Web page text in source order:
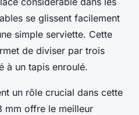
se glissent facilement
simple serviette. Cette
de diviser par trois
à un tapis enroulé.
un rôle crucial dans cette
mm offre le meilleur